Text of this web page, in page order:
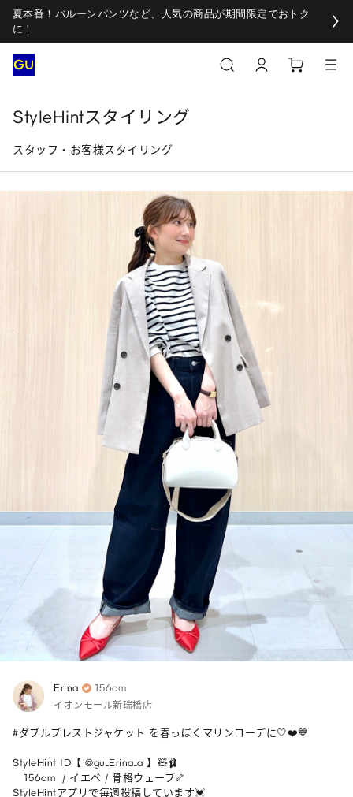
夏本番！バルーンパンツなど、人気の商品が期間限定でおトク
に！
StyleHintスタイリング
スタッフ・お客様スタイリング
Erina 156cm
イオンモール新瑞橋店
#ダブルブレストジャケット を春っぽくマリンコーデに🤍❤️💙
StyleHint ID【 @gu_Erina_a 】🧸🩰
156cm  / イエベ / 骨格ウェーブ🦴
StyleHintアプリで毎週投稿しています💓